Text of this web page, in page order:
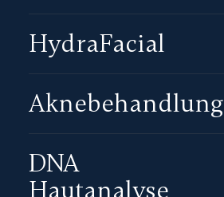
HydraFacial
Aknebehandlung
DNA
Hautanalyse